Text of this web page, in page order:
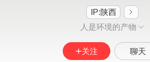
IP:陕西
人是环境的产物
关注 聊天